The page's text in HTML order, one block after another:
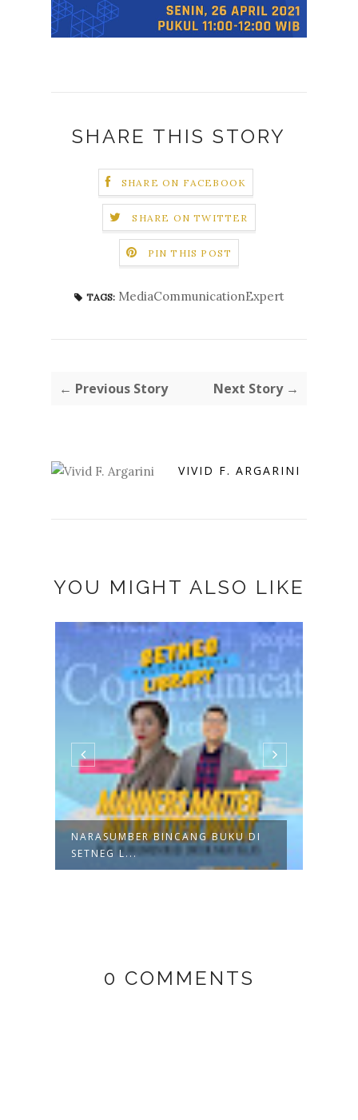
SHARE THIS STORY
SHARE ON FACEBOOK
SHARE ON TWITTER
PIN THIS POST
TAGS: MediaCommunicationExpert
← Previous Story Next Story →
VIVID F. ARGARINI
YOU MIGHT ALSO LIKE
NARASUMBER BINCANG BUKU DI
SETNEG L...
0 COMMENTS